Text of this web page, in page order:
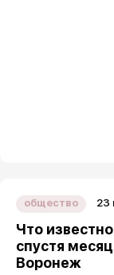
общество 23
Что
спустя
Воронеж